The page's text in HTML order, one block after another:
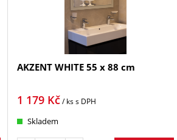
AKZENT WHITE 55 x 88 cm
1 179Kč/ kss DPH
Skladem